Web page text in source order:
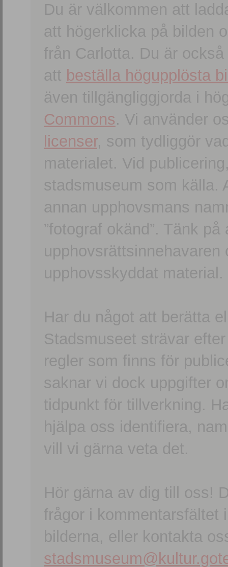
Du är välkommen att
att högerklicka på bilden
från Carlotta. Du är
att beställa högupplösta
även tillgängliggjorda i
Commons. Vi använder
licenser, som tydliggör
materialet. Vid
stadsmuseum som källa.
annan upphovsmans
”fotograf okänd”. Tänk
upphovsskyddat material.
Har du något att berätta
Stadsmuseet strävar
regler som finns för
saknar vi dock uppgifter
tidpunkt för tillverkning.
hjälpa oss identifiera,
vill vi gärna veta det.
Hör gärna av dig till oss!
frågor i kommentarsfältet
bilderna, eller kontakta